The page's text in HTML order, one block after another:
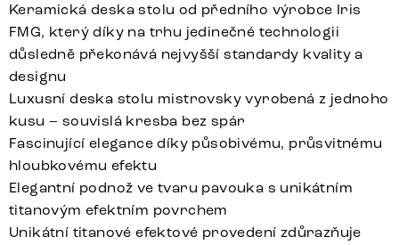
Keramická deska stolu od předního výrobce Iris
FMG, který díky na trhu jedinečné technologii
důsledně překonává nejvyšší standardy kvality a
designu
Luxusní deska stolu mistrovsky vyrobená z jednoho
kusu – souvislá kresba bez spár
Fascinující elegance díky působivému, průsvitnému
hloubkovému efektu
Elegantní podnož ve tvaru pavouka s unikátním
titanovým efektním povrchem
Unikátní titanové efektové provedení zdůrazňuje